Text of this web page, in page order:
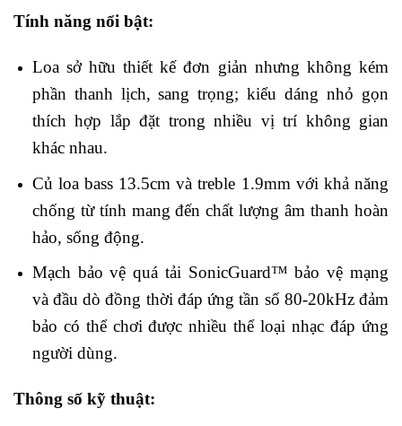
Tính năng nổi bật:
Loa sở hữu thiết kế đơn giản nhưng không kém
phần thanh lịch, sang trọng; kiểu dáng nhỏ gọn
thích hợp lắp đặt trong nhiều vị trí không gian
khác nhau.
Củ loa bass 13.5cm và treble 1.9mm với khả năng
chống từ tính mang đến chất lượng âm thanh hoàn
hảo, sống động.
Mạch bảo vệ quá tải SonicGuard™ bảo vệ mạng
và đầu dò đồng thờiđáp ứng tần số 80-20kHz đảm
bảo có thể chơi được nhiều thể loại nhạc đáp ứng
người dùng.
Thông số kỹ thuật: